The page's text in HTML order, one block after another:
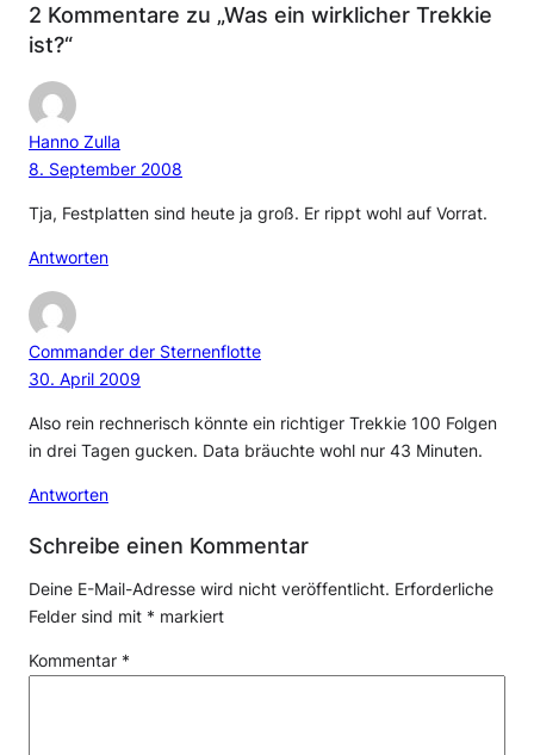
2 Kommentare zu „Was ein wirklicher Trekkie
ist?“
Hanno Zulla
8. September 2008
Tja, Festplatten sind heute ja groß. Er rippt wohl auf Vorrat.
Antworten
Commander der Sternenflotte
30. April 2009
Also rein rechnerisch könnte ein richtiger Trekkie 100 Folgen
in drei Tagen gucken. Data bräuchte wohl nur 43 Minuten.
Antworten
Schreibe einen Kommentar
Deine E-Mail-Adresse wird nicht veröffentlicht. Erforderliche
Felder sind mit * markiert
Kommentar *